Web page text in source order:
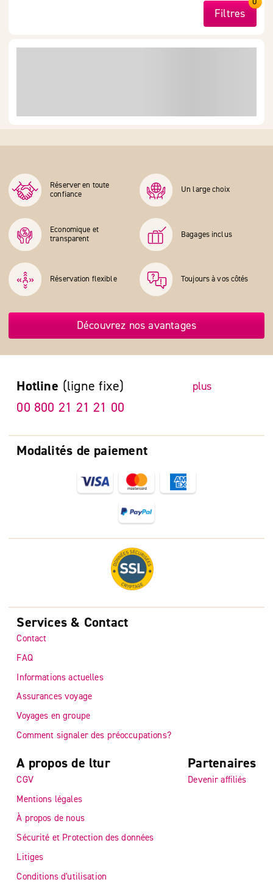
Filtres
Réserver en toute
confiance
Un large choix
Economique et
transparent
Bagages inclus
Réservation flexible Toujours à vos côtés
Découvrez nos avantages
Modalités de paiement
Hotline (ligne fixe) plus
00 800 21 21 21 00
Services & Contact
Contact
FAQ
Informations actuelles
Assurances voyage
Voyages en groupe
Comment signaler des préoccupations?
A propos de ltur
CGV
Mentions légales
À propos de nous
Sécurité et Protection des données
Litiges
Conditions d'utilisation
Partenaires
Devenir affiliés